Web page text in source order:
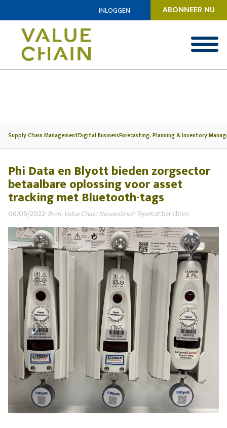
INLOGGEN ABONNEER NU
Supply Chain ManagementDigital BusinessForecasting, Planning & Inventory
Phi Data en Blyott bieden zorgsector
betaalbare oplossing voor asset
tracking met Bluetooth-tags
06/09/2022-Bron: Value Chain Nieuwsbrief-TypeKortberichten